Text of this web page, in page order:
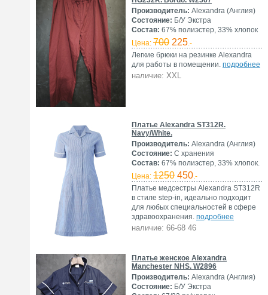
Производитель: Alexandra (Англия)
Состояние: Б/У Экстра
Состав: 67% полиэстер, 33% хлопок
Цена: 700 225.-
Легкие брюки на резинке Alexandra
для работы в помещении. подробнее
наличие: XXL
Платье Alexandra ST312R.
Navy/White.
Производитель: Alexandra (Англия)
Состояние: С хранения
Состав: 67% полиэстер, 33% хлопок.
Цена: 1250 450.-
Платье медсестры Alexandra ST312R
в стиле step-in, идеально подходит
для любых специальностей в сфере
здравоохранения. подробнее
наличие: 66-68 46
Платье женское Alexandra
Manchester NHS. W2896
Производитель: Alexandra (Англия)
Состояние: Б/У Экстра